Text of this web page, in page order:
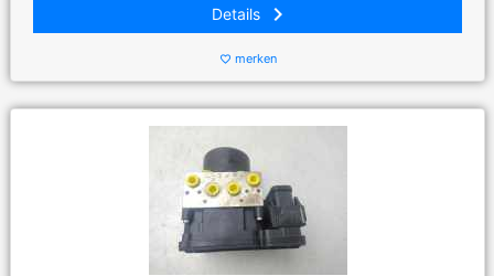
Details keyboard_arrow_right
favorite_border merken